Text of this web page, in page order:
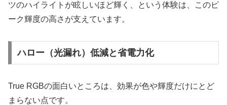
ツのハイライトが眩しいほど輝く、という体験は、このピ
ーク輝度の高さが支えています。
ハロー（光漏れ）低減と省電力化
True RGBの面白いところは、効果が色や輝度だけにとど
まらない点です。